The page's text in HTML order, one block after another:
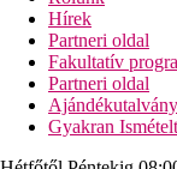
Wi-Fi a
medence
és
játszótér
Hírek
Partneri oldal
Fakultatív
Partneri oldal
Ajándékutalvány
Gyakran